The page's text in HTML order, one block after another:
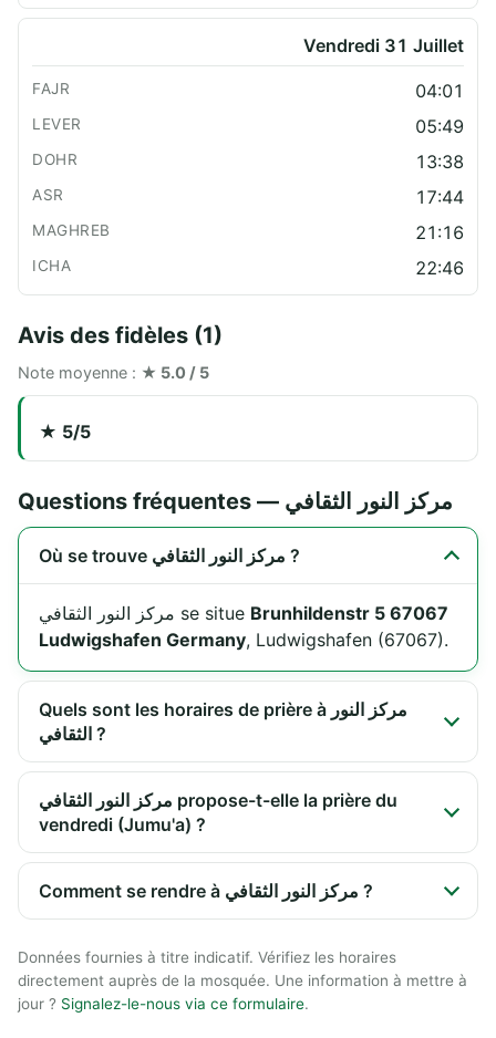
Vendredi 31 Juillet
04:01
05:49
13:38
17:44
21:16
22:46
Avis des fidèles (1)
Note moyenne : ★ 5.0 / 5
★ 5/5
Questions fréquentes — مركز النور الثقافي
Où se trouve مركز النور الثقافي ?
مركز النور الثقافي se situe Brunhildenstr 5 67067
Ludwigshafen Germany, Ludwigshafen (67067).
Quels sont les horaires de prière à مركز النور
الثقافي ?
مركز النور الثقافي propose-t-elle la prière du
vendredi (Jumu'a) ?
Comment se rendre à مركز النور الثقافي ?
Données fournies à titre indicatif. Vérifiez les horaires
directement auprès de la mosquée. Une information à mettre à
jour ? Signalez-le-nous via ce formulaire.